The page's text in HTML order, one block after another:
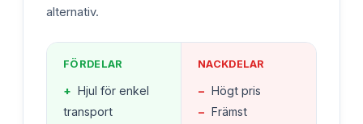
alternativ.
FÖRDELAR
+ Hjul för enkel
transport
NACKDELAR
− Högt pris
− Främst